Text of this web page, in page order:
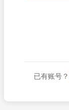
已有账号？